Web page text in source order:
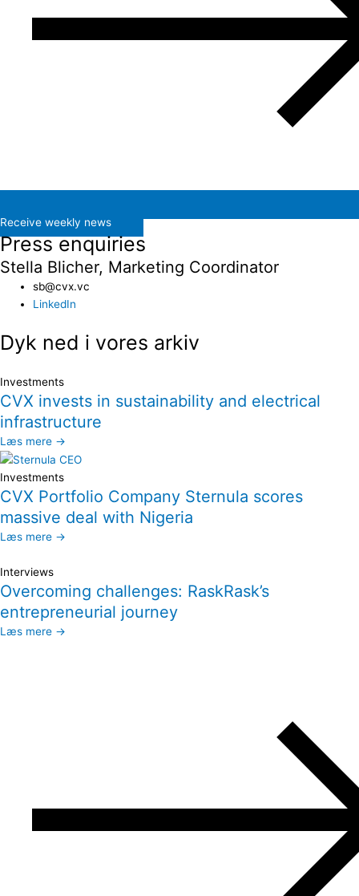
Receive weekly news
Press enquiries
Stella Blicher, Marketing Coordinator
sb@cvx.vc​
LinkedIn
Dyk ned i vores arkiv
Investments
CVX invests in sustainability and electrical
infrastructure
Læs mere →
Investments
CVX Portfolio Company Sternula scores
massive deal with Nigeria
Læs mere →
Interviews
Overcoming challenges: RaskRask’s
entrepreneurial journey
Læs mere →